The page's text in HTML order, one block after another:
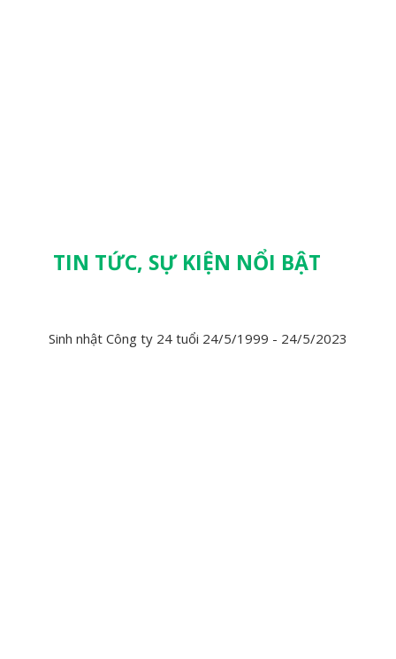
TIN TỨC, SỰ KIỆN NỔI BẬT
Sinh nhật Công ty 24 tuổi 24/5/1999 - 24/5/2023